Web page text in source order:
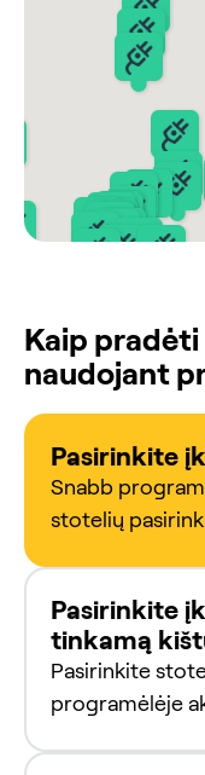
Kaip
naudojant
Pasirinkite
Snabb
stotelių
Pasirinkite
tinkamą
Pasirinkite
programėlėje